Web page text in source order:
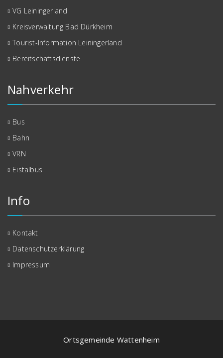
VG Leiningerland
Kreisverwaltung Bad Dürkheim
Tourist-Information Leiningerland
Bereitschaftsdienste
Nahverkehr
Bus
Bahn
VRN
Eistalbus
Info
Kontakt
Datenschutzerklärung
Impressum
Ortsgemeinde Wattenheim